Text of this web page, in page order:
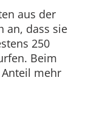
aus der
an, dass sie
250
Beim
mehr